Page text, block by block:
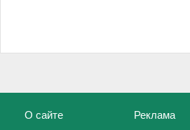
О сайте Реклама